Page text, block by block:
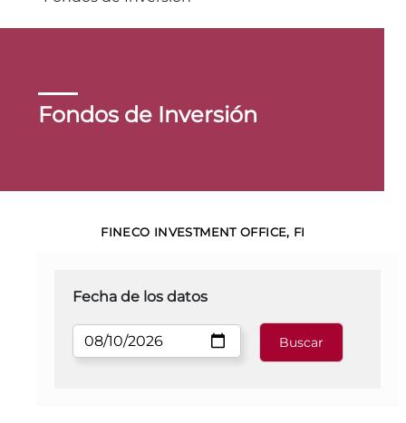
Fondos de Inversión
FINECO INVESTMENT OFFICE, FI
Fecha de los datos